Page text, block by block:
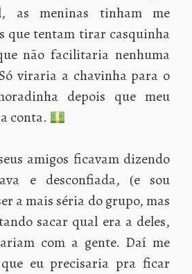
as meninas tinham me
que tentam tirar casquinha
não facilitaria nenhuma
viraria a chavinha para o
depois que meu
conta.
amigos ficavam dizendo
e desconfiada, (e sou
a mais séria do grupo, mas
sacar qual era a deles,
com a gente. Daí me
eu precisaria pra ficar